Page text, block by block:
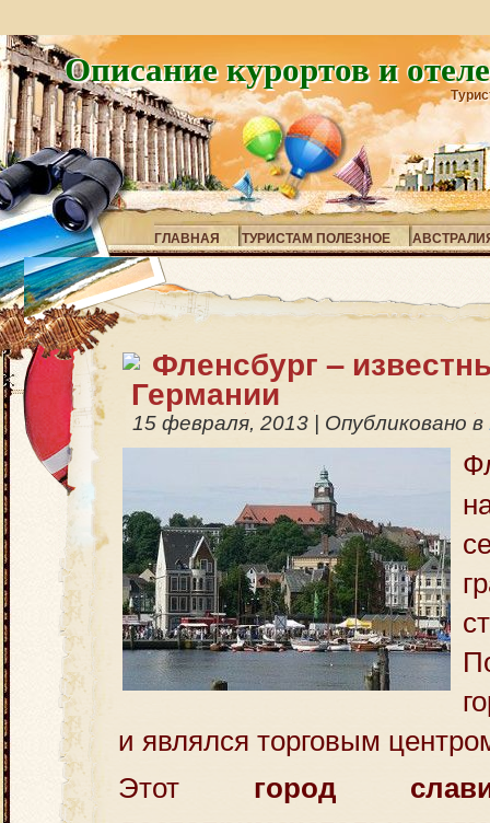
Описание курортов и
ГЛАВНАЯ ТУРИСТАМ ПОЛЕЗНОЕ
Фленсбург –
Германии
15 февраля, 2013 Опубликовано в
и являлся торговым
Этот город